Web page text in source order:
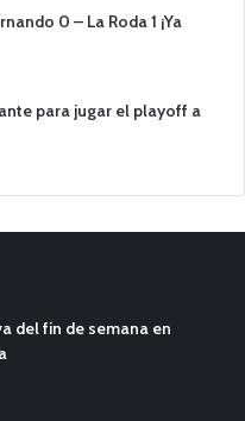
0 – La Roda 1 ¡Ya
para jugar el playoff a
del fin de semana en